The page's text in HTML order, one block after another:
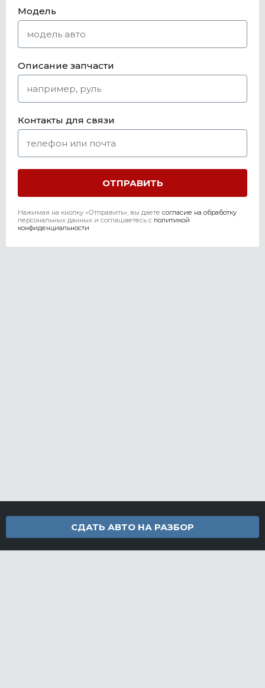
Модель
Описание запчасти
Контакты для связи
Нажимая на кнопку «Отправить», вы даете согласие на обработку
персональных данных и соглашаетесь c политикой
конфиденциальности
СДАТЬ АВТО НА РАЗБОР